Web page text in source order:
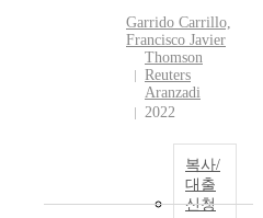
Garrido Carrillo,
Francisco Javier
Thomson
Reuters
Aranzadi
2022
복사/
대출
신청